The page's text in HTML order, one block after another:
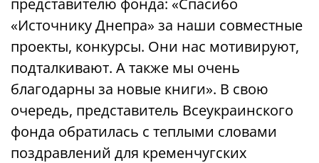
«Источнику Днепра» за наши совместные
проекты, конкурсы. Они нас мотивируют,
подталкивают. А также мы очень
благодарны за новые книги». В свою
очередь, представитель Всеукраинского
фонда обратилась с теплыми словами
поздравлений для кременчугских